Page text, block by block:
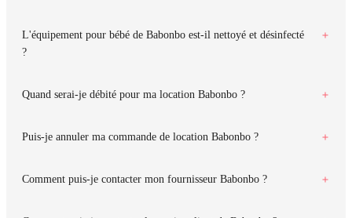
L'équipement pour bébé de Babonbo est-il nettoyé et désinfecté
?
Quand serai-je débité pour ma location Babonbo ?
Puis-je annuler ma commande de location Babonbo ?
Comment puis-je contacter mon fournisseur Babonbo ?